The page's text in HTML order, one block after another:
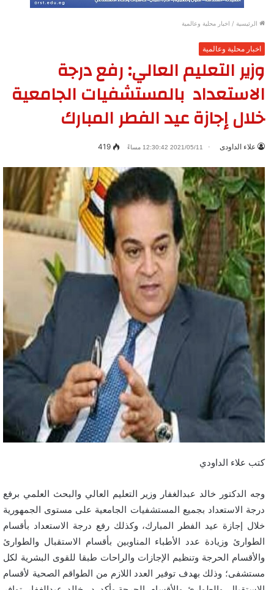
الرئيسية / اخبار محلية وعالمية
اخبار محلية وعالمية
وزير التعليم العالي: رفع درجة
الاستعداد بالمستشفيات الجامعية
خلال إجازة عيد الفطر المبارك
علاء الداودى 2021/05/11 12:30:42 مساءً 419
كتب علاء الداودي
وجه الدكتور خالد عبدالغفار وزير التعليم العالي والبحث العلمي برفع
درجة الاستعداد بجميع المستشفيات الجامعية على مستوى الجمهورية
خلال إجازة عيد الفطر المبارك، وكذلك رفع درجة الاستعداد بأقسام
الطوارئ وزيادة عدد الأطباء المناوبين بأقسام الاستقبال والطوارئ
والأقسام الحرجة وتنظيم الإجازات والراحات طبقا للقوى البشرية لكل
مستشفى؛ وذلك بهدف توفير العدد اللازم من الطواقم الصحية لأقسام